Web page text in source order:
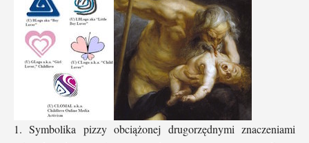
1. Symbolika pizzy obciążonej drugorzędnymi znaczeniami